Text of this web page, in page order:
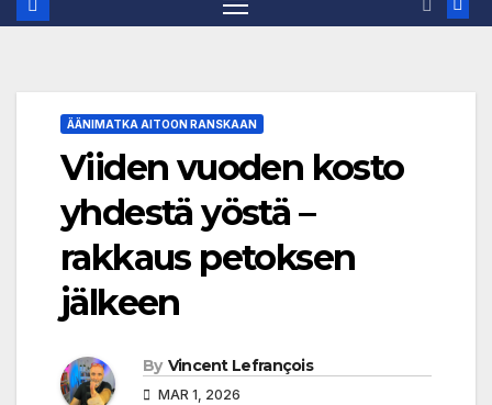
ÄÄNIMATKA AITOON RANSKAAN
Viiden vuoden kosto
yhdestä yöstä –
rakkaus petoksen
jälkeen
By Vincent Lefrançois
MAR 1, 2026